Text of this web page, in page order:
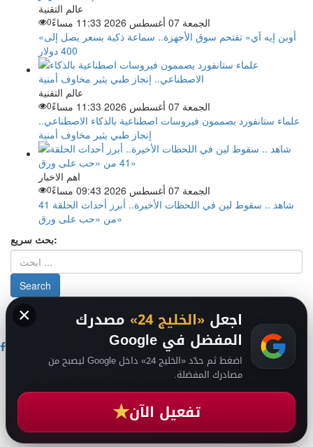
عالم التقنية
الجمعة 07 أغسطس 2026 11:33 مساءً
0
«أوبن إيه آي» تقتحم سوق الأجهزة.. سماعة ذكية بسعر يصل إلى
400 دولار
عالم التقنية
الجمعة 07 أغسطس 2026 11:33 مساءً
0
علماء ستانفورد يصممون فيروسات اصطناعية بالذكاء الاصطناعي..
إنجاز طبي يثير مخاوف أمنية
اهم الاخبار
الجمعة 07 أغسطس 2026 09:43 مساءً
0
شاهد .. سقوط لين في اللحظات الأخيرة.. أبرز أحداث الحلقة 41
من «حب على ورق»
بحث سريع:
من نحن
اخبار الخليج
× اجعل «الخليج 24» مصدرك
المفضل في Google
اضغط ثم حدّد «الخليج 24» داخل Google ليصبح من
مصادرك المفضلة.
تفعيل الآن★
انضم لقناتنا على تيليجرام